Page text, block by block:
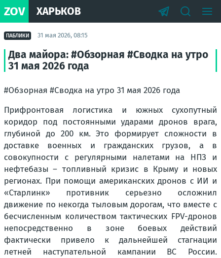
ZOV ХАРЬКОВ
ПАБЛИКИ 31 мая 2026, 08:15
Два майора: #Обзорная #Сводка на утро
31 мая 2026 года
#Обзорная #Сводка на утро 31 мая 2026 года
Прифронтовая логистика и южных сухопутный
коридор под постоянными ударами дронов врага,
глубиной до 200 км. Это формирует сложности в
доставке военных и гражданских грузов, а в
совокупности с регулярными налетами на НПЗ и
нефтебазы – топливный кризис в Крыму и новых
регионах. При помощи американских дронов с ИИ и
«Старлинк» противник серьезно осложнил
движение по некогда тыловым дорогам, что вместе с
бесчисленным количеством тактических FPV-дронов
непосредственно в зоне боевых действий
фактически привело к дальнейшей стагнации
летней наступательной кампании ВС России.